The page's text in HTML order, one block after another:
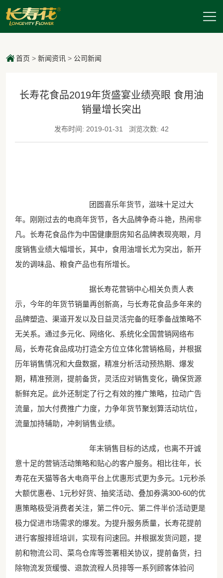
首页 > 新闻资讯> 公司新闻
长寿花食品2019年货盛宴业绩亮眼 食用油
销量增长突出
发布时间: 2019-01-31 浏览次数: 42
团圆喜乐年货节，滋味十足过大
年。刚刚过去的电商年货节，各大品牌争奇斗艳，热闹非
凡。长寿花食品作为中国健康厨房知名品牌表现亮眼，月
度销售业绩大幅增长，其中，食用油增长尤为突出，新开
发的调味品、粮食产品也有所增长。
据长寿花营销中心相关负责人表
示，今年的年货节销量再创新高，与长寿花食品多年来的
品牌塑造、渠道开发以及日益灵活完备的旺季备战策略不
无关系。通过多元化、网络化、系统化全国营销网络布
局，长寿花食品成功打造全方位立体化营销格局，并根据
历年销售情况和大盘数据，精准分析活动预热期、爆发
期，精准预测，提前备货，灵活应对销售变化，确保货源
新鲜充足。此外还制定了行之有效的推广策略，拉动广告
流量，加大付费推广力度，力争年货节聚划算活动坑位，
流量加持辅助，冲刺销售业绩。
年末销售目标的达成，也离不开诚
意十足的营销活动策略和贴心的客户服务。相比往年，长
寿花在天猫等各大电商平台上优惠形式更为多元。1元秒杀
大额优惠卷、1元秒好货、抽奖活动、叠加券满300-60的优
惠策略极受消费者关注，第二件0元、第二件半价活动更是
极力促进市场需求的爆发。为提升服务质量，长寿花提前
进行客服排班培训，实现有问速回。并根据发货问题，提
前和物流公司、菜鸟仓库等签署相关协议，提前备货，扫
除物流发货缓慢、退款流程人员排等一系列顾客体验问